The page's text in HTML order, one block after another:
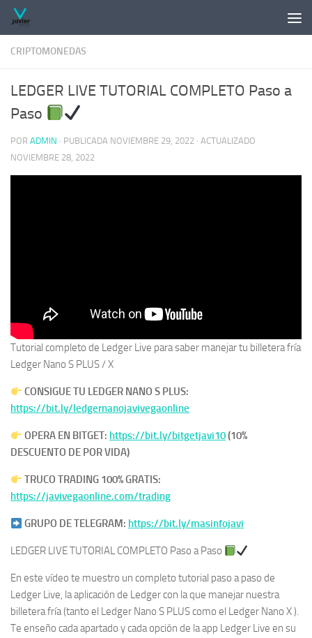
Saltar al contenido
CRIPTOMONEDAS
LEDGER LIVE TUTORIAL COMPLETO Paso a
Paso
POR ADMIN · PUBLICADA NOVIEMBRE 29, 2022 · ACTUALIZADO
NOVIEMBRE 28, 2022
Tutorial completo de Ledger Live para saber manejar tu billetera fría
Ledger Nano S PLUS / X
CONSIGUE TU LEDGER NANO S PLUS:
https://bit.ly/ledgernanojavivegaonline
OPERA EN BITGET: https://bit.ly/bitgetjavi10(10%
DESCUENTO DE POR VIDA)
TRUCO TRADING 100% GRATIS:
https://javivegaonline.com/trading
GRUPO DE TELEGRAM: https://bit.ly/masinfojavi
LEDGER LIVE TUTORIAL COMPLETO Paso a Paso
En este vídeo te muestro un completo tutorial paso a paso de
Ledger Live, la aplicación de Ledger con la que manejar nuestra
billetera fría (tanto el Ledger Nano S PLUS como el Ledger Nano X ).
Te enseño cada apartado y cada opción de la app Ledger Live en su